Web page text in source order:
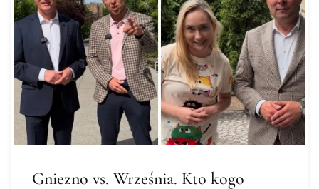
Gniezno vs. Września. Kto kogo